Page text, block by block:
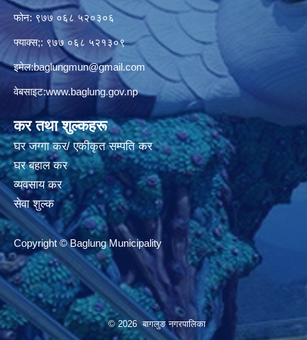
फोन: ९७७ ०६८ ५२०३०६
फ्याक्स;: ९७७ ०६८ ५२१३०९
इमेल:baglungmun@gmail.com
वेबसाइट:www.baglung.gov.np
कर तथा शुल्कहरू
घर जग्गा कर/ एकीकृत सम्पति कर
घर बहाल कर
व्यवसाय कर
सेवा शुल्क
Copyright © Baglung Municipality
© 2026 बागलुङ नगरपालिका